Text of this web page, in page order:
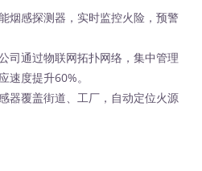
烟感探测器，实时监控火险，预警
司通过物联网拓扑网络，集中管理
速度提升60%。
器覆盖街道、工厂，自动定位火源